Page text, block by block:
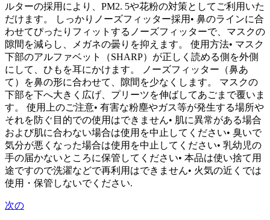
ルターの採用により、PM2. 5や花粉の対策としてご利用いた
だけます。 しっかりノーズフィッター採用• 鼻のラインに合
わせてぴったりフィットするノーズフィッターで、マスクの
隙間を減らし、メガネの曇りを抑えます。 使用方法• マスク
下部のアルファベット（SHARP）が正しく読める側を外側
にして、ひもを耳にかけます。 ノーズフィッター（鼻あ
て）を鼻の形に合わせて、隙間を少なくします。 マスクの
下部を下へ大きく広げ、プリーツを伸ばしてあごまで覆いま
す。 使用上のご注意• 有害な粉塵やガス等が発生する場所や
それを防ぐ目的での使用はできません• 肌に異常がある場合
および肌に合わない場合は使用を中止してください• 臭いで
気分が悪くなった場合は使用を中止してください• 乳幼児の
手の届かないところに保管してください• 本品は使い捨て用
途ですので洗濯などで再利用はできません• 火気の近くでは
使用・保管しないでください.
次の